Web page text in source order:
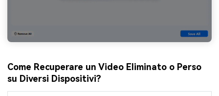
Come Recuperare un Video Eliminato o Perso
su Diversi Dispositivi?